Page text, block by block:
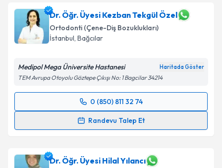
Dr. Öğr. Üyesi Kezban Tekgül Özel
Ortodonti (Çene-Diş Bozuklukları)
İstanbul, Bağcılar
Medipol Mega Üniversite Hastanesi Haritada Göster
TEM Avrupa Otoyolu Göztepe Çıkışı No: 1 Bagcilar 34214
0 (850) 811 32 74
Randevu Talep Et
Randevu Takvimi Talebi
almanız için bir takvim hazırlandığında e-posta ile
Dr. Öğr. Üyesi Hilal Yılancı